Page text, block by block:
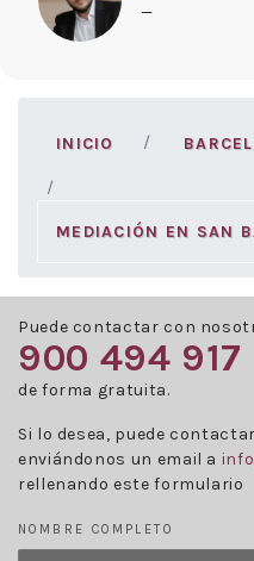
—
INICIO
MEDIACIÓN EN SAN
Puede contactar con
900 494 917
de forma gratuita.
Si lo desea, puede
enviándonos un email a
rellenando este formulario
NOMBRE COMPLETO